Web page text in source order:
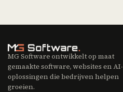
MG Software ontwikkelt op maat
gemaakte software, websites en AI-
oplossingen die bedrijven helpen
groeien.